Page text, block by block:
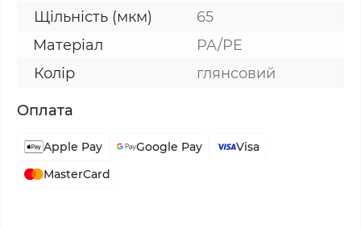
Щільність (мкм)
65
Матеріал
PA/PE
Колір
глянсовий
Оплата
Apple Pay Google Pay
Visa
MasterCard